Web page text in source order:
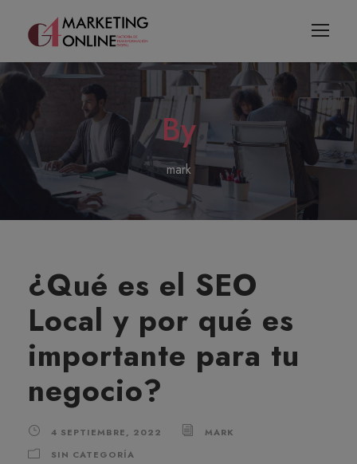
By
mark
¿Qué es el SEO
Local y por qué es
importante para tu
negocio?
4 SEPTIEMBRE, 2022
MARK
SIN CATEGORÍA